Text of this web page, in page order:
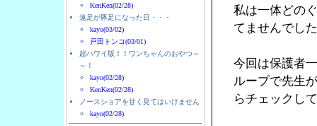
KenKen(02/28)
遠足が豚足になった日・・・
kayo(03/02)
戸田トンコ(03/01)
超ハワイ版！！ワンちゃんのおやつ～
～！
kayo(02/28)
KenKen(02/28)
ノースショアを甘く見てはいけません
kayo(02/28)
私は一体どの
てませんでし
今回は保護者
ループで先生
らチェックし